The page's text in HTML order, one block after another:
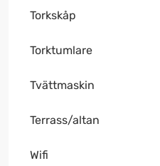
Torkskåp
Torktumlare
Tvättmaskin
Terrass/altan
Wifi